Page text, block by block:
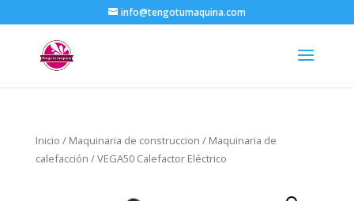
info@tengotumaquina.com
Inicio / Maquinaria de construccion / Maquinaria de
calefacción / VEGA50 Calefactor Eléctrico